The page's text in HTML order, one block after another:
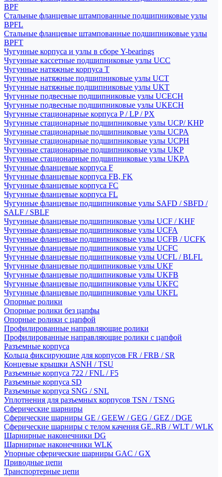
BPF
Стальные фланцевые штампованные подшипниковые узлы
BPFL
Стальные фланцевые штампованные подшипниковые узлы
BPFT
Чугунные корпуса и узлы в сборе Y-bearings
Чугунные кассетные подшипниковые узлы UCC
Чугунные натяжные корпуса T
Чугунные натяжные подшипниковые узлы UCT
Чугунные натяжные подшипниковые узлы UKT
Чугунные подвесные подшипниковые узлы UCECH
Чугунные подвесные подшипниковые узлы UKECH
Чугунные стационарные корпуса P / LP / PX
Чугунные стационарные подшипниковые узлы UCP/ KHP
Чугунные стационарные подшипниковые узлы UCPA
Чугунные стационарные подшипниковые узлы UCPH
Чугунные стационарные подшипниковые узлы UKP
Чугунные стационарные подшипниковые узлы UKPA
Чугунные фланцевые корпуса F
Чугунные фланцевые корпуса FB, FK
Чугунные фланцевые корпуса FC
Чугунные фланцевые корпуса FL
Чугунные фланцевые подшипниковые узлы SAFD / SBFD /
SALF / SBLF
Чугунные фланцевые подшипниковые узлы UCF / KHF
Чугунные фланцевые подшипниковые узлы UCFA
Чугунные фланцевые подшипниковые узлы UCFB / UCFK
Чугунные фланцевые подшипниковые узлы UCFC
Чугунные фланцевые подшипниковые узлы UCFL / BLFL
Чугунные фланцевые подшипниковые узлы UKF
Чугунные фланцевые подшипниковые узлы UKFB
Чугунные фланцевые подшипниковые узлы UKFC
Чугунные фланцевые подшипниковые узлы UKFL
Опорные ролики
Опорные ролики без цапфы
Опорные ролики с цапфой
Профилированные направляющие ролики
Профилированные направляющие ролики с цапфой
Разъемные корпуса
Кольца фиксирующие для корпусов FR / FRB / SR
Концевые крышки ASNH / TSU
Разъемные корпуса 722 / FNL / F5
Разъемные корпуса SD
Разъемные корпуса SNG / SNL
Уплотнения для разъемных корпусов TSN / TSNG
Сферические шарниры
Сферические шарниры GE / GEEW / GEG / GEZ / DGE
Сферические шарниры с телом качения GE..RB / WLT / WLK
Шарнирные наконечники DG
Шарнирные наконечники WLK
Упорные сферические шарниры GAC / GX
Приводные цепи
Транспортерные цепи